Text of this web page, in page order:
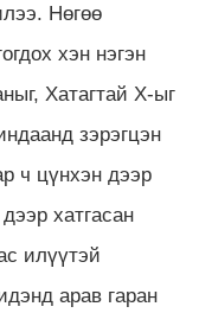
Нөгөө
хэн нэгэн
Хатагтай Х-ыг
зэрэгцэн
ч цүнхэн дээр
хатгасан
илүүтэй
арав гаран